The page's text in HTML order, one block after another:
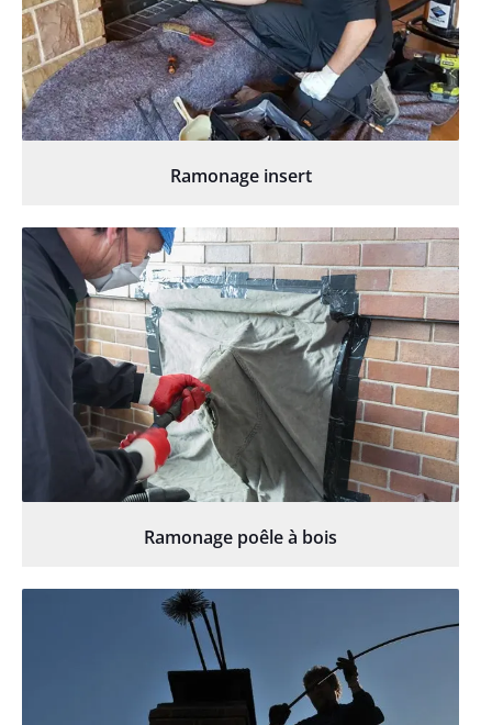
Ramonage insert
Ramonage poêle à bois